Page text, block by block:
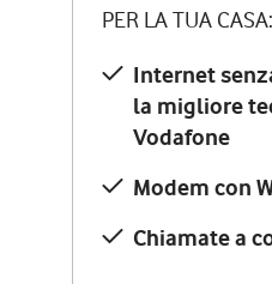
PER LA TUA CASA:
Internet
la migliore
Vodafone
Modem con
Chiamate a
PER LA TUA
la
Modem